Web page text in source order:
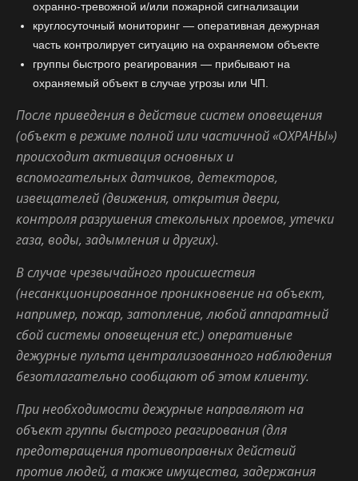
охранно-тревожной и/или пожарной сигнализации
круглосуточный мониторинг — оперативная дежурная
часть контролирует ситуацию на охраняемом объекте
группы быстрого реагирования — прибывают на
охраняемый объект в случае угрозы или ЧП.
После приведения в действие систем оповещения
(объект в режиме полной или частичной «ОХРАНЫ»)
происходит активацияосновных и
вспомогательных датчиков, детекторов,
извещателей (движения, открытия двери,
контроля разрушения стекольных проемов, утечки
газа, воды, задымления и других).
В случае чрезвычайного происшествия
(несанкционированное проникновение на объект,
например, пожар, затопление, любой аппаратный
сбой системы оповещения etc.) оперативные
дежурные пульта централизованного наблюдения
безотлагательно сообщают об этом клиенту.
При необходимости дежурные направляют на
объект группы быстрого реагирования (для
предотвращения противоправных действий
против людей, а также имущества, задержания